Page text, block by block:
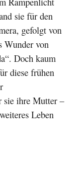
sie für den
gefolgt von
Wunder von
Doch kaum
diese frühen
sie ihre Mutter –
Leben